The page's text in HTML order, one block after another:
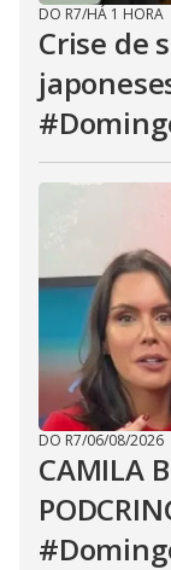
DO R7/HÁ 1 HORA
Crise de
DO R7/06/08/2026
CAMILA